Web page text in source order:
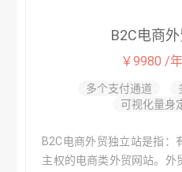
B2C电商
￥9980 /
多个支付通道
可视化量身
B2C电商外贸独立站是指：
主权的电商类外贸网站。外